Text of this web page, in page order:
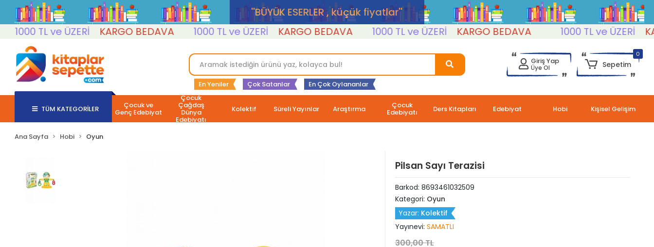
''BÜYÜK ESERLER , küçük fiyatlar''
TL ve ÜZERİ
KARGO BEDAVA 1000 TL ve ÜZERİ KARGO BEDAVA 1000 TL ve ÜZERİ KARGO BEDAVA 1000 TL ve ÜZERİ
En Yeniler Çok Satanlar En Çok Oylananlar
Giriş Yap
Üye Ol
0
Sepetim
TÜM KATEGORİLER Çocuk ve
Genç Edebiyat
Çocuk
Çağdaş
Dünya
Edebiyatı
Kolektif Süreli Yayınlar Araştırma Çocuk
Edebiyatı Ders Kitapları Edebiyat Hobi Kişisel Gelişim
Ana Sayfa Hobi Oyun
Pilsan Sayı Terazisi
Barkod: 8693461032509
Kategori: Oyun
Yazar: Kolektif
Yayınevi: SAMATLI
300,00 TL